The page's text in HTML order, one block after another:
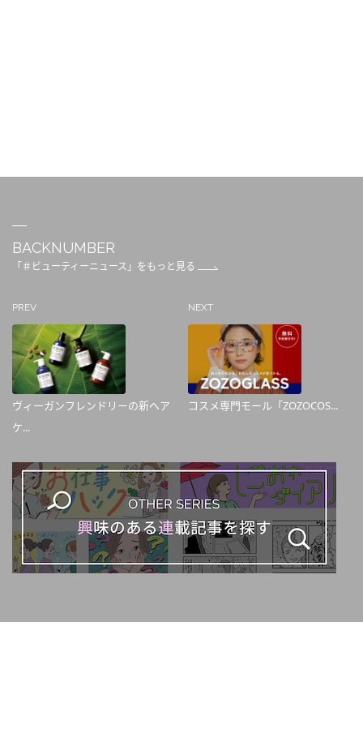
BACKNUMBER
「＃ビューティーニュース」をもっと見る
PREV
ヴィーガンフレンドリーの新ヘア
ケ...
NEXT
コスメ専門モール「ZOZOCOS...